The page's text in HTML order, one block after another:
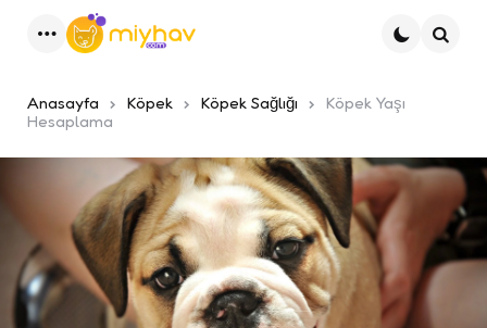
Anasayfa Köpek Köpek Sağlığı
Köpek Yaşı
Hesaplama